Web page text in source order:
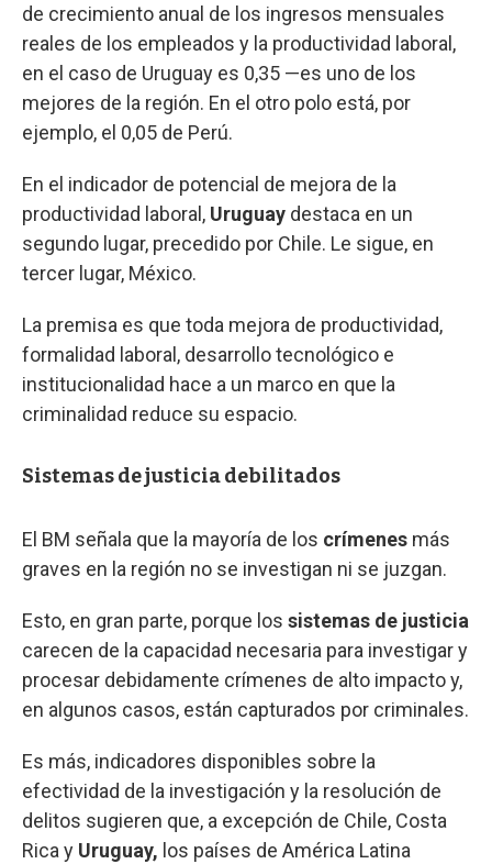
de crecimiento anual de los ingresos mensuales
reales de los empleados y la productividad laboral,
en el caso de Uruguay es 0,35 —es uno de los
mejores de la región. En el otro polo está, por
ejemplo, el 0,05 de Perú.
En el indicador de potencial de mejora de la
productividad laboral, Uruguay destaca en un
segundo lugar, precedido por Chile. Le sigue, en
tercer lugar, México.
La premisa es que toda mejora de productividad,
formalidad laboral, desarrollo tecnológico e
institucionalidad hace a un marco en que la
criminalidad reduce su espacio.
Sistemas de justicia debilitados
El BM señala que la mayoría de los crímenes más
graves en la región no se investigan ni se juzgan.
Esto, en gran parte, porque los sistemas de justicia
carecen de la capacidad necesaria para investigar y
procesar debidamente crímenes de alto impacto y,
en algunos casos, están capturados por criminales.
Es más, indicadores disponibles sobre la
efectividad de la investigación y la resolución de
delitos sugieren que, a excepción de Chile, Costa
Rica y Uruguay, los países de América Latina